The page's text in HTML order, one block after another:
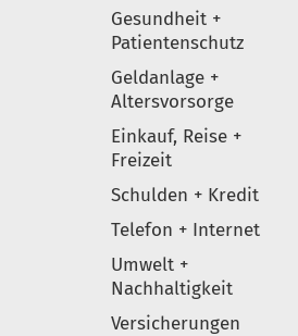
Gesundheit +
Patientenschutz
Geldanlage +
Altersvorsorge
Einkauf, Reise +
Freizeit
Schulden + Kredit
Telefon + Internet
Umwelt +
Nachhaltigkeit
Versicherungen